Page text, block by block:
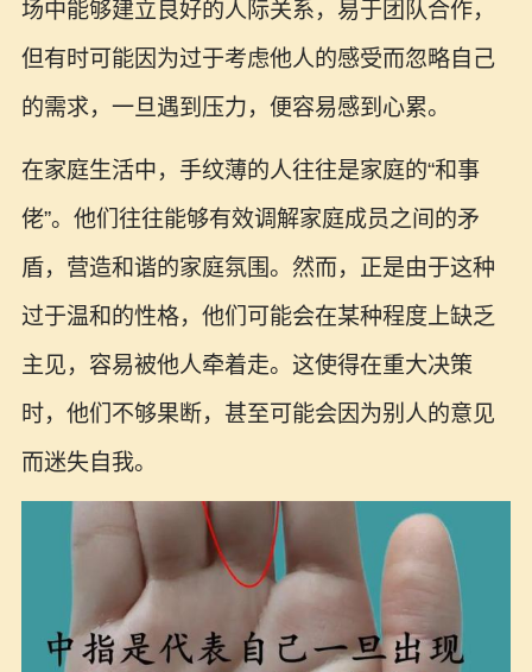
场中能够建立良好的人际关系，易于团队合作，
但有时可能因为过于考虑他人的感受而忽略自己
的需求，一旦遇到压力，便容易感到心累。
在家庭生活中，手纹薄的人往往是家庭的“和事
佬”。他们往往能够有效调解家庭成员之间的矛
盾，营造和谐的家庭氛围。然而，正是由于这种
过于温和的性格，他们可能会在某种程度上缺乏
主见，容易被他人牵着走。这使得在重大决策
时，他们不够果断，甚至可能会因为别人的意见
而迷失自我。